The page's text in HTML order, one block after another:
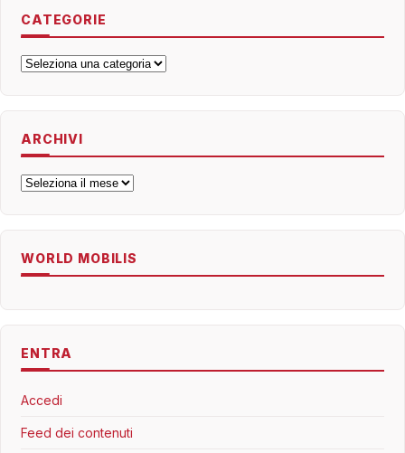
CATEGORIE
Categorie
ARCHIVI
Archivi
WORLD MOBILIS
ENTRA
Accedi
Feed dei contenuti